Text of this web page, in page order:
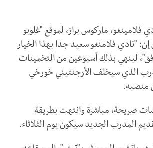
فلامينغو، ماركوس براز، لموقع "غلوبو
"نادي فلامنغو سعيد جدا بهذا الخيار
لينهي بذلك أسبوعين من التخمينات
الذي سيخلف الأرجنتيني خورخي
منصبه.
صريحة، مباشرة وانتهت بطريقة
المدرب الجديد سيكون يوم الثلاثاء.